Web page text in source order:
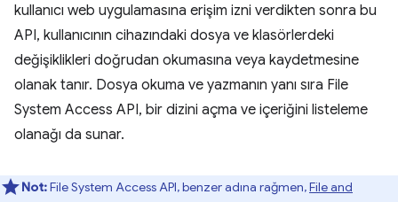
kullanıcı web uygulamasına erişim izni verdikten sonra bu
API, kullanıcının cihazındaki dosya ve klasörlerdeki
değişiklikleri doğrudan okumasına veya kaydetmesine
olanak tanır. Dosya okuma ve yazmanın yanı sıra File
System Access API, bir dizini açma ve içeriğini listeleme
olanağı da sunar.
Not:File System Access API, benzer adına rağmen,File and